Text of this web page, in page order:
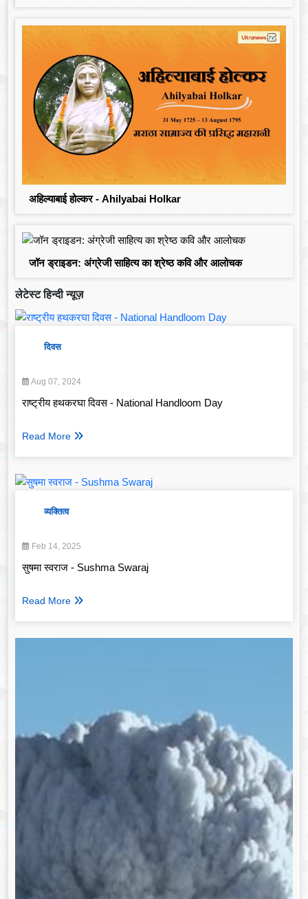
अहिल्याबाई होल्कर - Ahilyabai Holkar
जॉन ड्राइडन: अंग्रेजी साहित्य का श्रेष्ठ कवि और आलोचक
लेटेस्ट हिन्दी न्यूज़
दिवस
Aug 07, 2024
राष्ट्रीय हथकरघा दिवस - National Handloom Day
Read More
व्यक्तित्व
Feb 14, 2025
सुषमा स्वराज - Sushma Swaraj
Read More